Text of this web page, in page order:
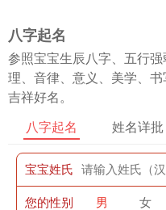
八字起名
参照宝宝生辰八字、五行
理、音律、意义、美学、
吉祥好名。
八字起名 姓名详批
宝宝姓氏
您的性别 男 女